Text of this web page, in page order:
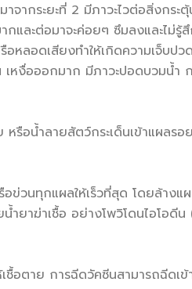
จากระยะที่ 2 มีภาวะไวต่อสิ่งก
และต่อมาจะค่อยๆ ซึมลงและไม่
ลอดเสียงทำให้เกิดความเจ็บป
งื่อออกมาก มีภาวะปอดบวมน้ำ
อน้ำลายสัตว์กระเด็นเข้าแผลร
ข่วนทุกแผลให้เร็วที่สุด โดยล้าง
ยาฆ่าเชื้อ อย่างโพวิโดนไอโอดี
อตาย การฉีดวัคซีนสามารถฉีดเ